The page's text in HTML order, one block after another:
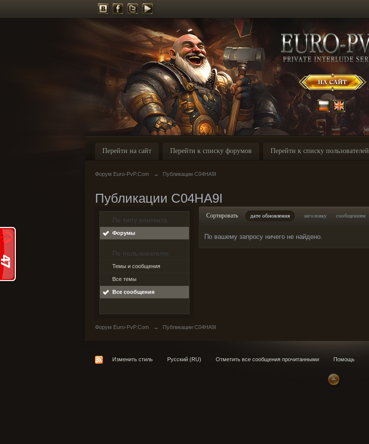
Перейти на сайт Перейти к списку форумов Перейти к списку пользователей
Форум Euro-PvP.Com → Публикации C04HA9I
Публикации C04HA9I
По типу контента
Форумы
По пользователю
Темы и сообщения
Все темы
Все сообщения
Сортировать дате обновления заголовку сообщениям
По вашему запросу ничего не найдено.
Форум Euro-PvP.Com → Публикации C04HA9I
Изменить стиль Русский (RU) Отметить все сообщения прочитанными Помощь